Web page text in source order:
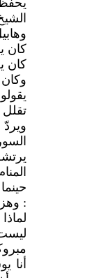
كان
كان
تقلل
:
أنا